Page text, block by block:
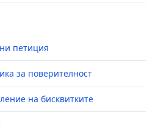
петиция
за поверителност
на бисквитките